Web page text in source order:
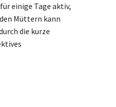
einige Tage aktiv,
Müttern kann
die kurze